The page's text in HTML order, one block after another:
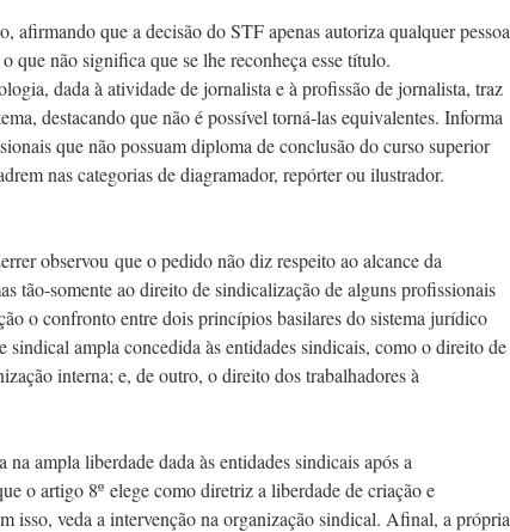
afirmando que a decisão do STF apenas autoriza qualquer pessoa
que não significa que se lhe reconheça esse título.
dada à atividade de jornalista e à profissão de jornalista, traz
destacando que não é possível torná-las equivalentes. Informa
que não possuam diploma de conclusão do curso superior
nas categorias de diagramador, repórter ou ilustrador.
observou que o pedido não diz respeito ao alcance da
tão-somente ao direito de sindicalização de alguns profissionais
o confronto entre dois princípios basilares do sistema jurídico
sindical ampla concedida às entidades sindicais, como o direito de
interna; e, de outro, o direito dos trabalhadores à
ampla liberdade dada às entidades sindicais após a
o artigo 8º elege como diretriz a liberdade de criação e
isso, veda a intervenção na organização sindical. Afinal, a própria